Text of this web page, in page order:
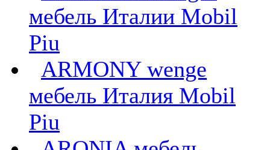
мебель Италии Mobil
Piu
ARMONY wenge
мебель Италия Mobil
Piu